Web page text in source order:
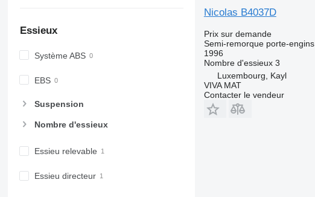
Essieux
Système ABS
EBS
Suspension
Nombre d'essieux
Essieu relevable
Essieu directeur
Nicolas B4037D
Prix sur demande
Semi-remorque porte-engins
1996
Nombre d'essieux 3
Luxembourg, Kayl
VIVA MAT
Contacter le vendeur